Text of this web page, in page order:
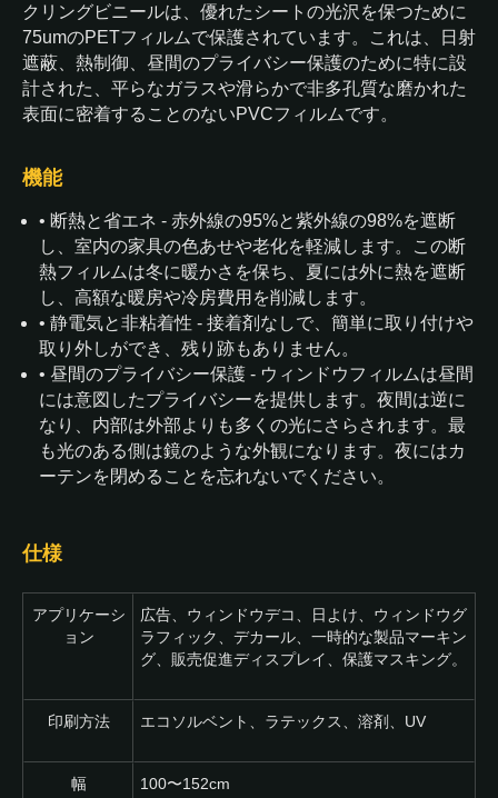
クリングビニールは、優れたシートの光沢を保つために
75umのPETフィルムで保護されています。これは、日射
遮蔽、熱制御、昼間のプライバシー保護のために特に設
計された、平らなガラスや滑らかで非多孔質な磨かれた
表面に密着することのないPVCフィルムです。
機能
• 断熱と省エネ - 赤外線の95%と紫外線の98%を遮断
し、室内の家具の色あせや老化を軽減します。この断
熱フィルムは冬に暖かさを保ち、夏には外に熱を遮断
し、高額な暖房や冷房費用を削減します。
• 静電気と非粘着性 - 接着剤なしで、簡単に取り付けや
取り外しができ、残り跡もありません。
• 昼間のプライバシー保護 - ウィンドウフィルムは昼間
には意図したプライバシーを提供します。夜間は逆に
なり、内部は外部よりも多くの光にさらされます。最
も光のある側は鏡のような外観になります。夜にはカ
ーテンを閉めることを忘れないでください。
仕様
アプリケーシ
ョン
広告、ウィンドウデコ、日よけ、ウィンドウグ
ラフィック、デカール、一時的な製品マーキン
グ、販売促進ディスプレイ、保護マスキング。
印刷方法 エコソルベント、ラテックス、溶剤、UV
幅 100〜152cm